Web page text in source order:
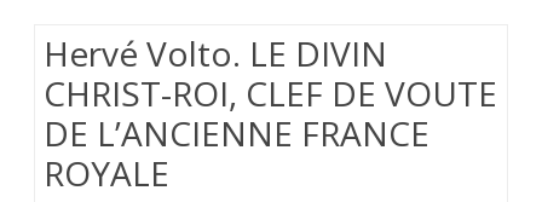
Hervé Volto. LE DIVIN
CHRIST-ROI, CLEF DE VOUTE
DE L’ANCIENNE FRANCE
ROYALE